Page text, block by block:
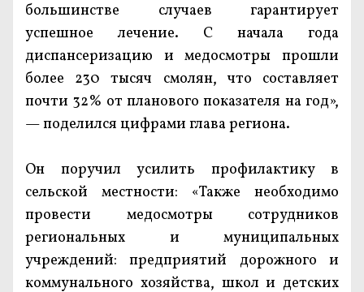
большинстве случаев гарантирует
успешное лечение. С начала года
диспансеризацию и медосмотры прошли
более 230 тысяч смолян, что составляет
почти 32% от планового показателя на год»,
— поделился цифрами глава региона.
Он поручил усилить профилактику в
сельской местности: «Также необходимо
провести медосмотры сотрудников
региональных и муниципальных
учреждений: предприятий дорожного и
коммунального хозяйства, школ и детских